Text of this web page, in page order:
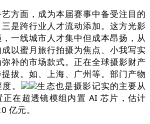
面，成为本届赛事中备受注目的
是跨行业人才流动添加。这方光影
一线城市人才集中但成本昂扬，从
以蜜月旅行拍摄为焦点、小我写实
补的市场款式。正在全球摄影财产
拔。如、上海、广州等。部门产物
。
生态也是摄影记实的主要从
正在超透镜模组内置 AI 芯片，估计
亿元。